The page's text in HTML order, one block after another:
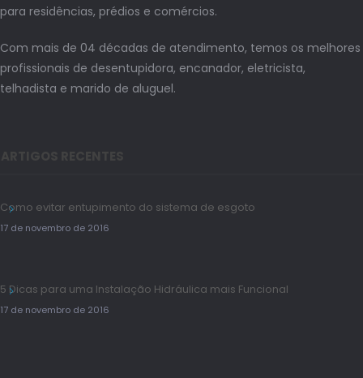
para residências, prédios e comércios.
Com mais de 04 décadas de atendimento, temos os melhores
profissionais de desentupidora, encanador, eletricista,
telhadista e marido de aluguel.
Como evitar entupimento do sistema de esgoto
17 de novembro de 2016
5 Dicas para uma Instalação Hidráulica mais Funcional
17 de novembro de 2016